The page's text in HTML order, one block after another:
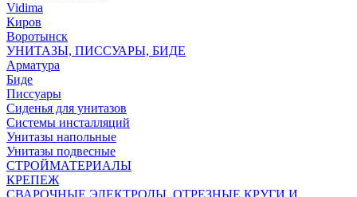
Vidima
Киров
Воротынск
УНИТАЗЫ, ПИССУАРЫ, БИДЕ
Арматура
Биде
Писсуары
Сиденья для унитазов
Системы инсталляций
Унитазы напольные
Унитазы подвесные
СТРОЙМАТЕРИАЛЫ
КРЕПЕЖ
СВАРОЧНЫЕ ЭЛЕКТРОДЫ, ОТРЕЗНЫЕ КРУГИ И